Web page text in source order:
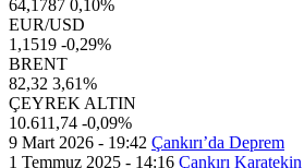
64,1787 0,10%
EUR/USD
1,1519 -0,29%
BRENT
82,32 3,61%
ÇEYREK ALTIN
10.611,74 -0,09%
9 Mart 2026 - 19:42 Çankırı’da Deprem
1 Temmuz 2025 - 14:16 Çankırı Karatekin